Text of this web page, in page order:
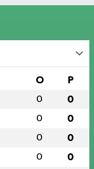
O P
0 0
0 0
0 0
0 0